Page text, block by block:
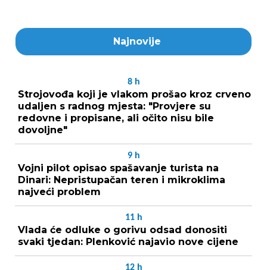
Najnovije
8 h
Strojovođa koji je vlakom prošao kroz crveno
udaljen s radnog mjesta: "Provjere su
redovne i propisane, ali očito nisu bile
dovoljne"
9 h
Vojni pilot opisao spašavanje turista na
Dinari: Nepristupačan teren i mikroklima
najveći problem
11 h
Vlada će odluke o gorivu odsad donositi
svaki tjedan: Plenković najavio nove cijene
12 h